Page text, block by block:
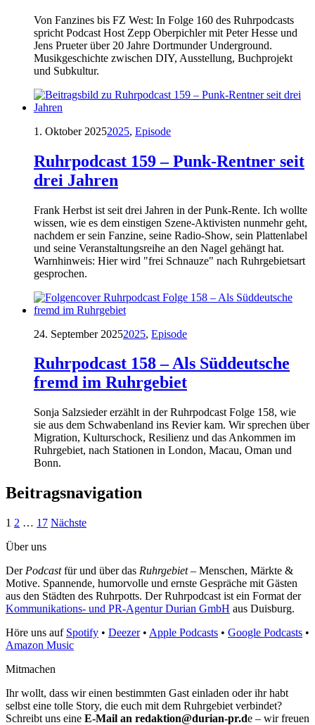
Von Fanzines bis FZ West: In Folge 160 des Ruhrpodcasts
spricht Podcast Host Zepp Oberpichler mit Peter Hesse und
Jens Prueter über 20 Jahre Dortmunder Underground.
Musikgeschichte zwischen DIY, Ausstellung, Buchprojekt
und Subkultur.
1. Oktober 20252025, Episode
Ruhrpodcast 159 – Punk-Rentner seit
drei Jahren
Frank Herbst ist seit drei Jahren in der Punk-Rente. Ich wollte
wissen, wie es dem einstigen Szene-Aktivisten nunmehr geht,
nachdem er sein Fanzine, seine Radio-Show, sein Plattenlabel
und seine Veranstaltungsreihe an den Nagel gehängt hat.
Warnhinweis: Hier wird "frei Schnauze" nach Ruhrgebietsart
gesprochen.
24. September 20252025, Episode
Ruhrpodcast 158 – Als Süddeutsche
fremd im Ruhrgebiet
Sonja Salzsieder erzählt in der Ruhrpodcast Folge 158, wie
sie aus dem Schwabenland ins Revier kam. Wir sprechen über
Migration, Kulturschock, Resilienz und das Ankommen im
Ruhrgebiet, nach Stationen in London, Macau, Oman und
Bonn.
Beitragsnavigation
1 2 … 17 Nächste
Über uns
Der Podcastfür und über das Ruhrgebiet– Menschen, Märkte &
Motive. Spannende, humorvolle und ernste Gespräche mit Gästen
aus den Städten des Ruhrpotts. Der Ruhrpodcast ist ein Format der
Kommunikations- und PR-Agentur Durian GmbH aus Duisburg.
Höre uns auf Spotify • Deezer• Apple Podcasts • Google Podcasts •
Amazon Music
Mitmachen
Ihr wollt, dass wir einen bestimmten Gast einladen oder ihr habt
selbst eine tolle Story, die euch mit dem Ruhrgebiet verbindet?
Schreibt uns eine E-Mail an redaktion@durian-pr.de – wir freuen